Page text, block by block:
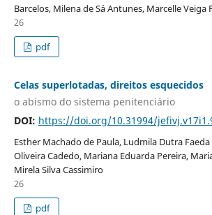
Barcelos, Milena de Sá Antunes, Marcelle Veiga
26
pdf
Celas superlotadas, direitos esquecidos
o abismo do sistema penitenciário
DOI: https://doi.org/10.31994/
Esther Machado de Paula, Ludmila Dutra
Oliveira Cadedo, Mariana Eduarda Pereira,
Mirela Silva Cassimiro
26
pdf